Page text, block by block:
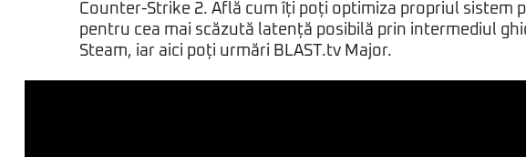
Counter-Strike 2. Află cum îți poți optimiza propriul sistem
pentru cea mai scăzută latență posibilă prin intermediul
Steam, iar aici poți urmări BLAST.tv Major.